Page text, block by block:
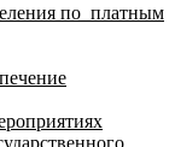
по платным